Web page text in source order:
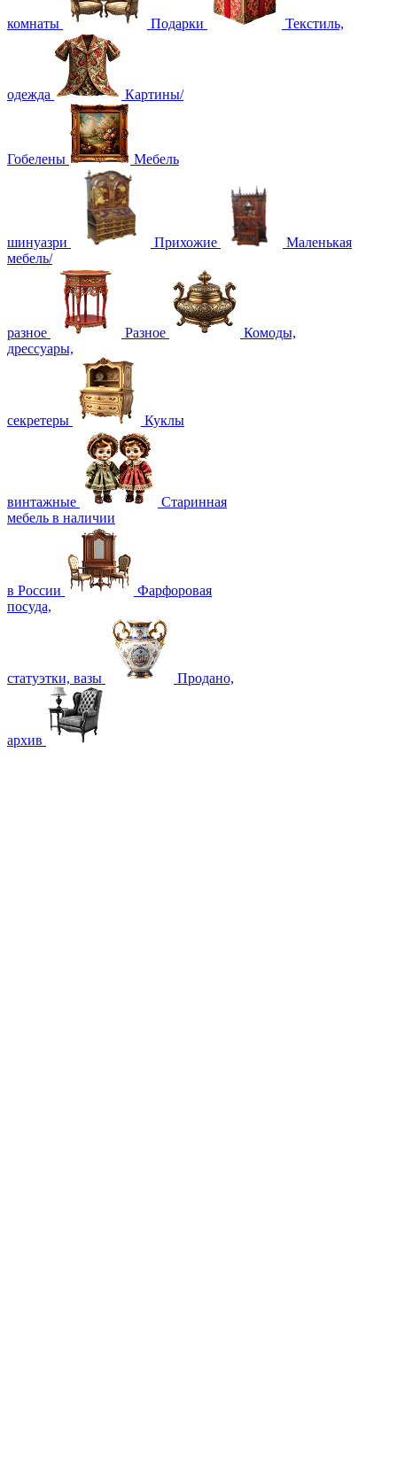
комнаты Подарки Текстиль,
одежда Картины/
Гобелены Мебель
шинуазри Прихожие
Маленькая
мебель/
разное Разное
Комоды,
дрессуары,
секретеры Куклы
винтажные
Старинная
мебель в наличии
в России
Фарфоровая
посуда,
статуэтки, вазы Продано,
архив